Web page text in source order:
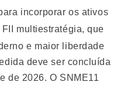
incorporar os ativos
FII multiestratégia, que
e maior liberdade
deve ser concluída
de 2026. O SNME11